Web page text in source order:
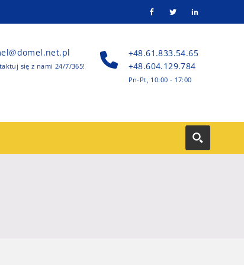
się z nami 24/7/365!
+48.61.833.54.65
+48.604.129.784
Pn-Pt, 10:00 - 17:00